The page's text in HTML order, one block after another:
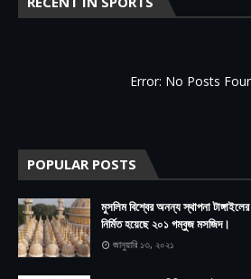
Error: No Posts
POPULAR POSTS
মুসলিম বিশ্বের অনন্য স্থাপনা
নির্মিত হয়েছে ২০১ গম্বুজ মসজিদ।
জানুয়ারি ১৩, ২০২১